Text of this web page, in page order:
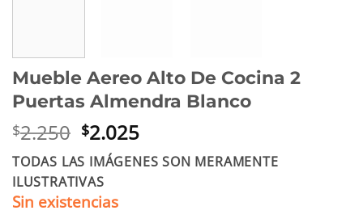
Mueble Aereo Alto De Cocina 2
Puertas Almendra Blanco
$2.250 El
precio
original
era:
$2.250.
$2.025El
precio
actual
TODAS LAS IMÁGENES SON MERAMENTE
ILUSTRATIVAS
Sin existencias